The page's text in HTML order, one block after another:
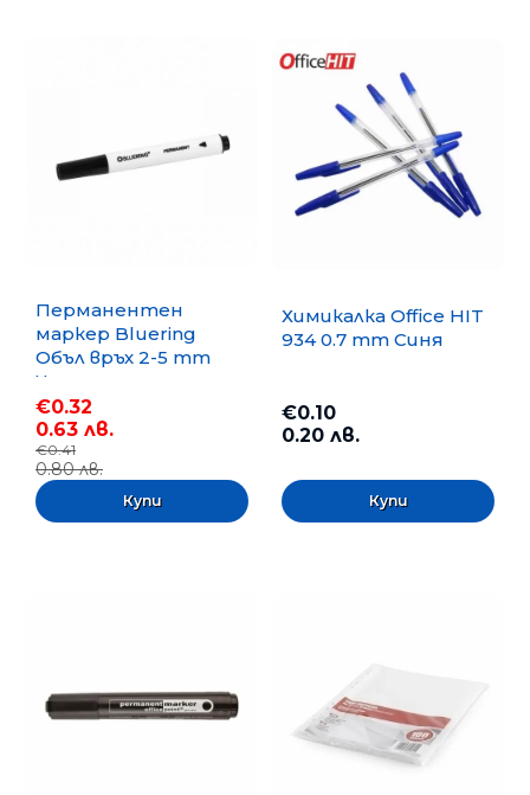
Перманентен
маркер Bluering
Объл връх 2-5 mm
Черен
€0.32
0.63 лв.
€0.41
0.80 лв.
Химикалка Office HIT
934 0.7 mm Синя
€0.10
0.20 лв.